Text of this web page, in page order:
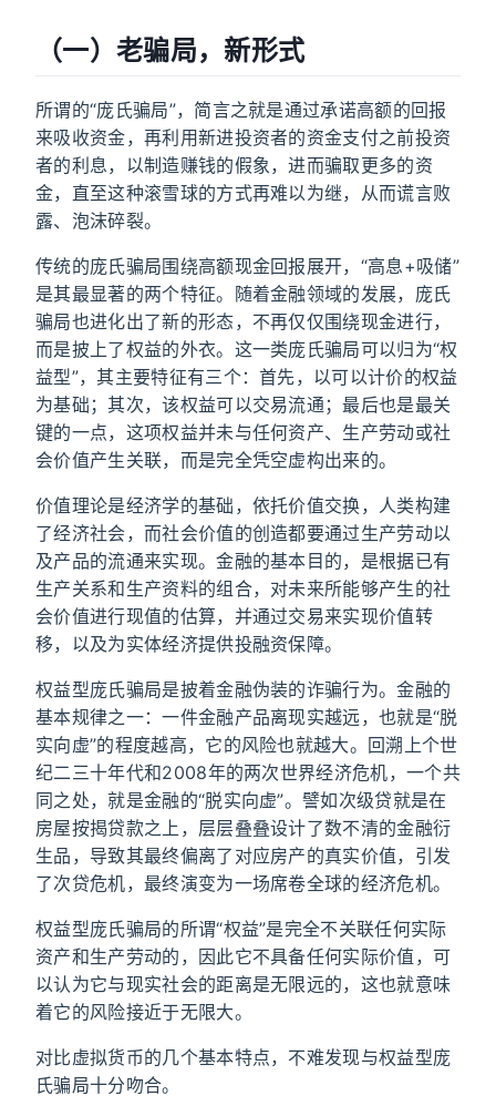
（一）老骗局，新形式
所谓的“庞氏骗局”，简言之就是通过承诺高额的回报
来吸收资金，再利用新进投资者的资金支付之前投资
者的利息，以制造赚钱的假象，进而骗取更多的资
金，直至这种滚雪球的方式再难以为继，从而谎言败
露、泡沫碎裂。
传统的庞氏骗局围绕高额现金回报展开，“高息+吸储”
是其最显著的两个特征。随着金融领域的发展，庞氏
骗局也进化出了新的形态，不再仅仅围绕现金进行，
而是披上了权益的外衣。这一类庞氏骗局可以归为“权
益型”，其主要特征有三个：首先，以可以计价的权益
为基础；其次，该权益可以交易流通；最后也是最关
键的一点，这项权益并未与任何资产、生产劳动或社
会价值产生关联，而是完全凭空虚构出来的。
价值理论是经济学的基础，依托价值交换，人类构建
了经济社会，而社会价值的创造都要通过生产劳动以
及产品的流通来实现。金融的基本目的，是根据已有
生产关系和生产资料的组合，对未来所能够产生的社
会价值进行现值的估算，并通过交易来实现价值转
移，以及为实体经济提供投融资保障。
权益型庞氏骗局是披着金融伪装的诈骗行为。金融的
基本规律之一：一件金融产品离现实越远，也就是“脱
实向虚”的程度越高，它的风险也就越大。回溯上个世
纪二三十年代和2008年的两次世界经济危机，一个共
同之处，就是金融的“脱实向虚”。譬如次级贷就是在
房屋按揭贷款之上，层层叠叠设计了数不清的金融衍
生品，导致其最终偏离了对应房产的真实价值，引发
了次贷危机，最终演变为一场席卷全球的经济危机。
权益型庞氏骗局的所谓“权益”是完全不关联任何实际
资产和生产劳动的，因此它不具备任何实际价值，可
以认为它与现实社会的距离是无限远的，这也就意味
着它的风险接近于无限大。
对比虚拟货币的几个基本特点，不难发现与权益型庞
氏骗局十分吻合。